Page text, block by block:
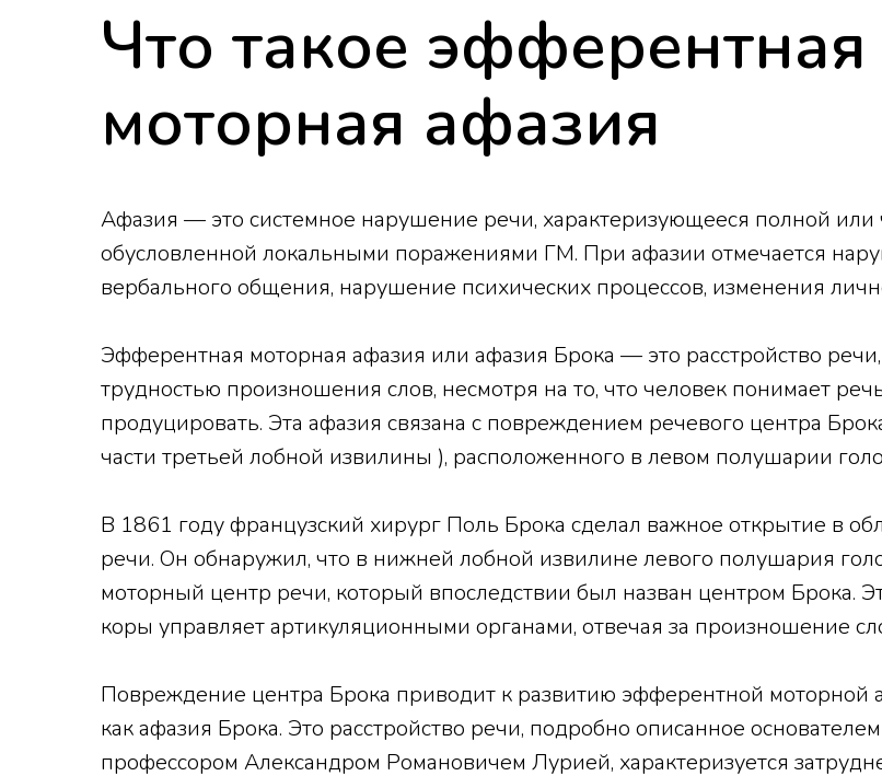
Что такое эфферентная
моторная афазия
Афазия — это системное нарушение речи, характеризующееся полной или
обусловленной локальными поражениями ГМ. При афазии отмечается
вербального общения, нарушение психических процессов, изменения
Эфферентная моторная афазия или афазия Брока — это расстройство
трудностью произношения слов, несмотря на то, что человек понимает
продуцировать. Эта афазия связана с повреждением речевого центра
части третьей лобной извилины ), расположенного в левом полушарии
В 1861 году французский хирург Поль Брока сделал важное открытие в
речи. Он обнаружил, что в нижней лобной извилине левого полушария
моторный центр речи, который впоследствии был назван центром Брока.
коры управляет артикуляционными органами, отвечая за произношение
Повреждение центра Брока приводит к развитию эфферентной моторной
как афазия Брока. Это расстройство речи, подробно описанное
профессором Александром Романовичем Лурией, характеризуется